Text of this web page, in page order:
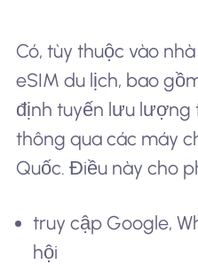
Có, tùy thuộc vào
eSIM du lịch, bao
định tuyến lưu lượng
thông qua các máy
Quốc. Điều này cho
truy cập Google,
hội